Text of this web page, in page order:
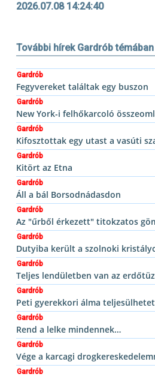
2026.07.08 14:24:40
További hírek Gardrób témában
Gardrób
Fegyvereket találtak egy buszon
Gardrób
New York-i felhőkarcoló
Gardrób
Kifosztottak egy utast a vasúti
Gardrób
Kitört az Etna
Gardrób
Áll a bál Borsodnádasdon
Gardrób
Az "űrből érkezett" titokzatos
Gardrób
Dutyiba került a szolnoki
Gardrób
Teljes lendületben van az
Gardrób
Peti gyerekkori álma
Gardrób
Rend a lelke mindennek…
Gardrób
Vége a karcagi
Gardrób